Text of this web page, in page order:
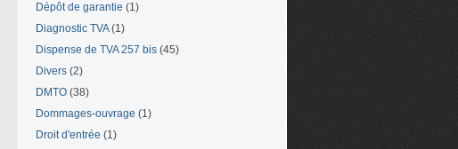
Dépôt de garantie (1)
Diagnostic TVA(1)
Dispense de TVA 257 bis (45)
Divers (2)
DMTO (38)
Dommages-ouvrage (1)
Droit d'entrée (1)